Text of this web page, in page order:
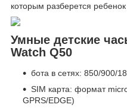
которым разберется ребенок
Умные детские
Watch Q50
бота в сетях: 850/900/
SIM карта: формат
GPRS/EDGE)